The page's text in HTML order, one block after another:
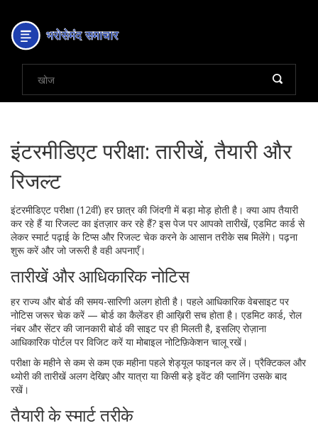
इंटरमीडिएट परीक्षा: तारीखें, तैयारी और
रिजल्ट
इंटरमीडिएट परीक्षा (12वीं) हर छात्र की जिंदगी में बड़ा मोड़ होती है। क्या आप तैयारी
कर रहे हैं या रिजल्ट का इंतज़ार कर रहे हैं? इस पेज पर आपको तारीखें, एडमिट कार्ड से
लेकर स्मार्ट पढ़ाई के टिप्स और रिजल्ट चेक करने के आसान तरीके सब मिलेंगे। पढ़ना
शुरू करें और जो जरूरी है वही अपनाएँ।
तारीखें और आधिकारिक नोटिस
हर राज्य और बोर्ड की समय-सारिणी अलग होती है। पहले आधिकारिक वेबसाइट पर
नोटिस जरूर चेक करें — बोर्ड का कैलेंडर ही आख़िरी सच होता है। एडमिट कार्ड, रोल
नंबर और सेंटर की जानकारी बोर्ड की साइट पर ही मिलती है, इसलिए रोज़ाना
आधिकारिक पोर्टल पर विजिट करें या मोबाइल नोटिफ़िकेशन चालू रखें।
परीक्षा के महीने से कम से कम एक महीना पहले शेड्यूल फाइनल कर लें। प्रैक्टिकल और
थ्योरी की तारीखें अलग देखिए और यात्रा या किसी बड़े इवेंट की प्लानिंग उसके बाद
रखें।
तैयारी के स्मार्ट तरीके